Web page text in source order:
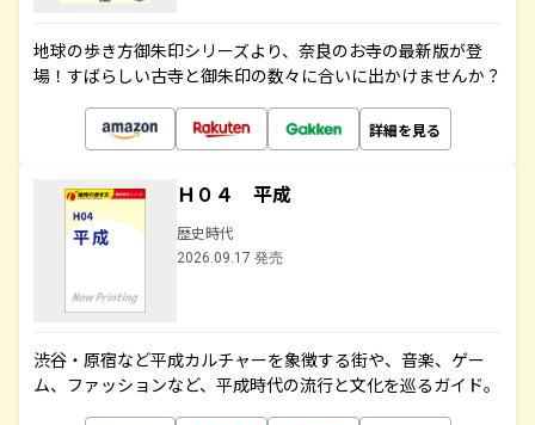
地球の歩き方御朱印シリーズより、奈良のお寺の最新版が登
場！すばらしい古寺と御朱印の数々に合いに出かけませんか？
詳細を見る
Ｈ０４ 平成
歴史時代
2026.09.17 発売
渋谷・原宿など平成カルチャーを象徴する街や、音楽、ゲー
ム、ファッションなど、平成時代の流行と文化を巡るガイド。